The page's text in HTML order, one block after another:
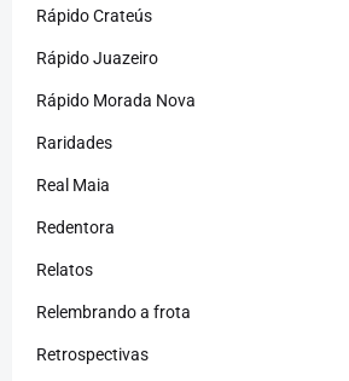
Rápido Crateús
Rápido Juazeiro
Rápido Morada Nova
Raridades
Real Maia
Redentora
Relatos
Relembrando a frota
Retrospectivas